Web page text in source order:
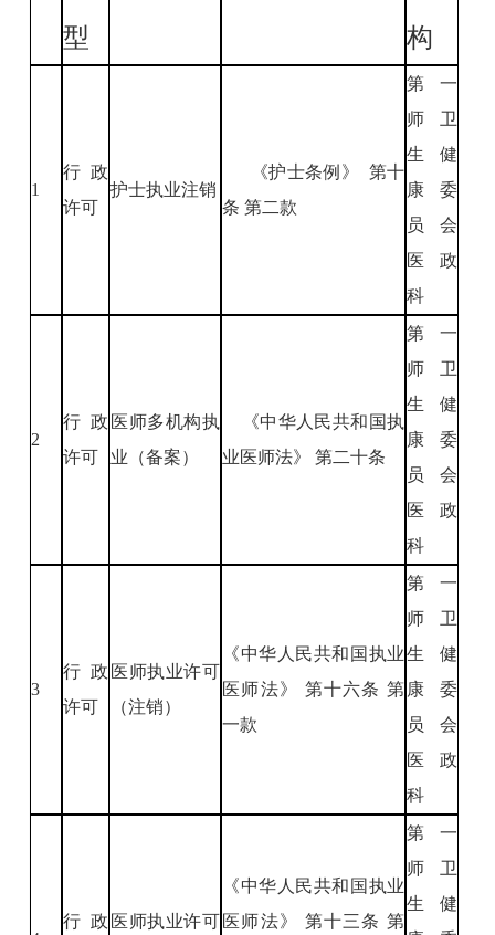
型
构
1
行政
许可
护士执业注销
《护士条例》 第十
条 第二款
第一
师卫
生健
康委
员会
医政
科
2
行政
许可
医师多机构执
业（备案）
《中华人民共和国执
业医师法》 第二十条
第一
师卫
生健
康委
员会
医政
科
3
行政
许可
医师执业许可
（注销）
《中华人民共和国执业
医师法》 第十六条 第
一款
第一
师卫
生健
康委
员会
医政
科
行政 医师执业许可
《中华人民共和国执业
医师法》 第十三条 第
第一
师卫
生健